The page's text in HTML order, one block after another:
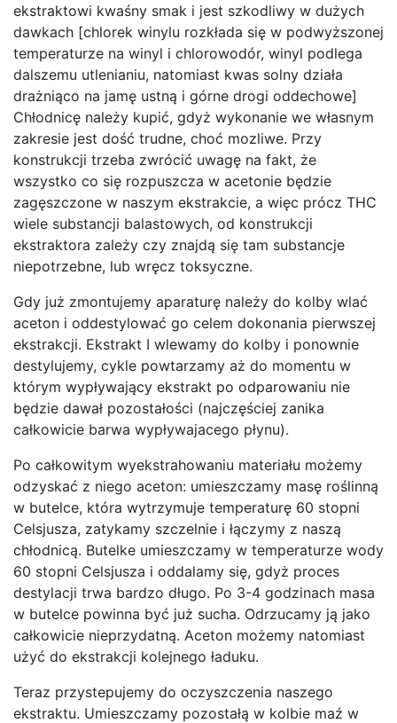
ekstraktowi kwaśny smak i jest szkodliwy w dużych
dawkach [chlorek winylu rozkłada się w podwyższonej
temperaturze na winyl i chlorowodór, winyl podlega
dalszemu utlenianiu, natomiast kwas solny działa
drażniąco na jamę ustną i górne drogi oddechowe]
Chłodnicę należy kupić, gdyż wykonanie we własnym
zakresie jest dość trudne, choć mozliwe. Przy
konstrukcji trzeba zwrócić uwagę na fakt, że
wszystko co się rozpuszcza w acetonie będzie
zagęszczone w naszym ekstrakcie, a więc prócz THC
wiele substancji balastowych, od konstrukcji
ekstraktora zależy czy znajdą się tam substancje
niepotrzebne, lub wręcz toksyczne.
Gdy już zmontujemy aparaturę należy do kolby wlać
aceton i oddestylować go celem dokonania pierwszej
ekstrakcji. Ekstrakt I wlewamy do kolby i ponownie
destylujemy, cykle powtarzamy aż do momentu w
którym wypływający ekstrakt po odparowaniu nie
będzie dawał pozostałości (najczęściej zanika
całkowicie barwa wypływajacego płynu).
Po całkowitym wyekstrahowaniu materiału możemy
odzyskać z niego aceton: umieszczamy masę roślinną
w butelce, która wytrzymuje temperaturę 60 stopni
Celsjusza, zatykamy szczelnie i łączymy z naszą
chłodnicą. Butelke umieszczamy w temperaturze wody
60 stopni Celsjusza i oddalamy się, gdyż proces
destylacji trwa bardzo długo. Po 3-4 godzinach masa
w butelce powinna być już sucha. Odrzucamy ją jako
całkowicie nieprzydatną. Aceton możemy natomiast
użyć do ekstrakcji kolejnego ładuku.
Teraz przystepujemy do oczyszczenia naszego
ekstraktu. Umieszczamy pozostałą w kolbie maź w